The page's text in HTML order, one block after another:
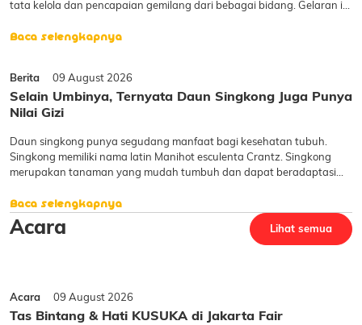
tata kelola dan pencapaian gemilang dari bebagai bidang. Gelaran ini
transformasi dalam berkarya yang berda
Baca selengkapnya
Berita 09 August 2026
Selain Umbinya, Ternyata Daun Singkong Juga Punya
Nilai Gizi
Daun singkong punya segudang manfaat bagi kesehatan tubuh.
Singkong memiliki nama latin Manihot esculenta Crantz. Singkong
merupakan tanaman yang mudah tumbuh dan dapat beradaptasi
dimanfaatkan, daun singkong juga memiliki nilai kesehatan
Baca selengkapnya
Acara Lihat semua
Acara 09 August 2026
Tas Bintang & Hati KUSUKA di Jakarta Fair